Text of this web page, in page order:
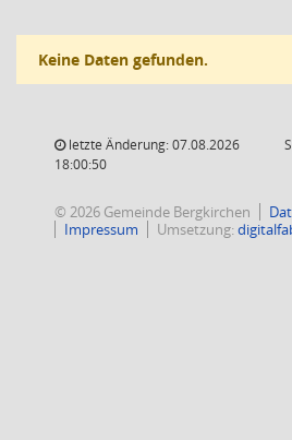
Keine Daten gefunden.
letzte Änderung: 07.08.2026
18:00:50
© 2026 Gemeinde Bergkirchen
Impressum
Umsetzung: